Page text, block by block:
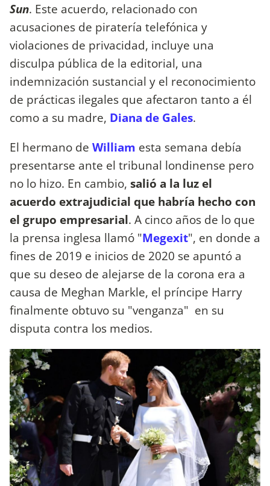
Sun. Este acuerdo, relacionado con
acusaciones de piratería telefónica y
violaciones de privacidad, incluye una
disculpa pública de la editorial, una
indemnización sustancial y el reconocimiento
de prácticas ilegales que afectaron tanto a él
como a su madre, Diana de Gales.
El hermano de William esta semana debía
presentarse ante el tribunal londinense pero
no lo hizo. En cambio, salió a la luz el
acuerdo extrajudicial que habría hecho con
el grupo empresarial. A cinco años de lo que
la prensa inglesa llamó "Megexit", en donde a
fines de 2019 e inicios de 2020 se apuntó a
que su deseo de alejarse de la corona era a
causa de Meghan Markle, el príncipe Harry
finalmente obtuvo su "venganza" en su
disputa contra los medios.